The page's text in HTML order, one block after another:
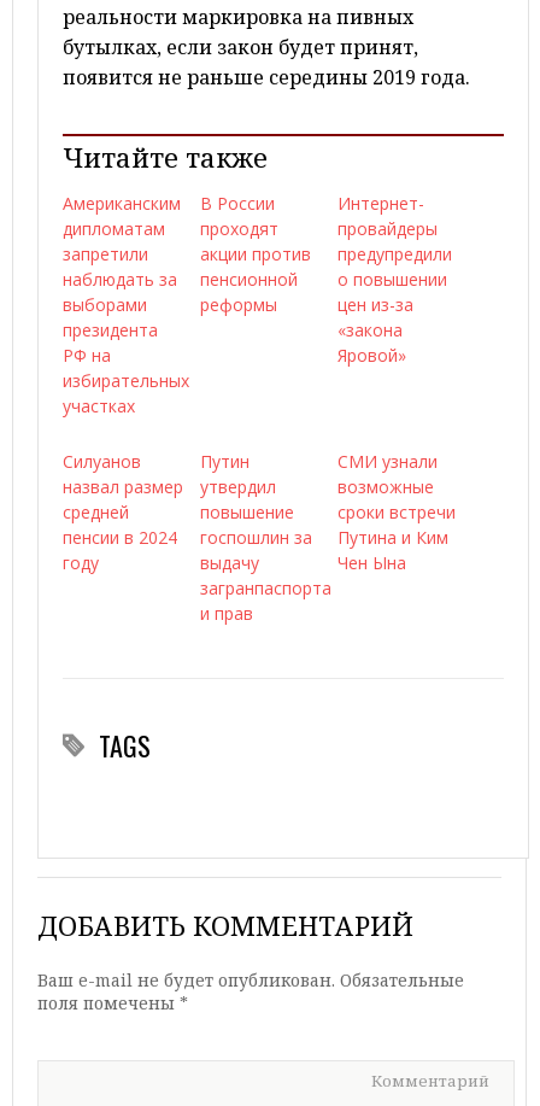
реальности маркировка на пивных
бутылках, если закон будет принят,
появится не раньше середины 2019 года.
Читайте также
Американским
дипломатам
запретили
наблюдать за
выборами
президента
РФ на
избирательных
участках
В России
проходят
акции против
пенсионной
реформы
Интернет-
провайдеры
предупредили
о повышении
цен из-за
«закона
Яровой»
Силуанов
назвал размер
средней
пенсии в 2024
году
Путин
утвердил
повышение
госпошлин за
выдачу
загранпаспорта
и прав
СМИ узнали
возможные
сроки встречи
Путина и Ким
Чен Ына
TAGS
ДОБАВИТЬ КОММЕНТАРИЙ
Ваш e-mail не будет опубликован. Обязательные
поля помечены *
Комментарий